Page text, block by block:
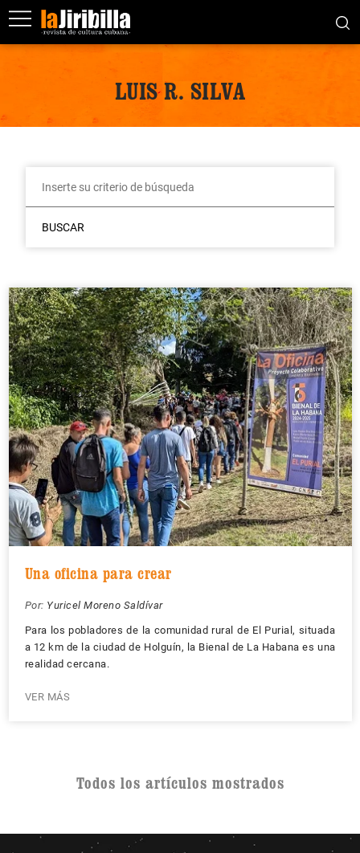
LUIS R. SILVA
BUSCAR
Una oficina para crear
Por: Yuricel Moreno Saldívar
Para los pobladores de la comunidad rural de El Purial, situada
a 12 km de la ciudad de Holguín, la Bienal de La Habana es una
realidad cercana.
VER MÁS
Todos los artículos mostrados